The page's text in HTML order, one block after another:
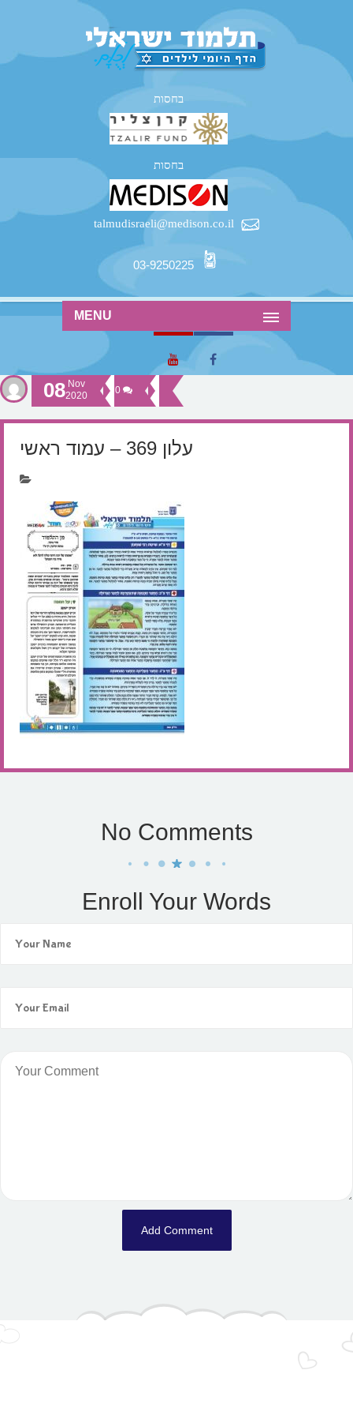
בחסות
בחסות
talmudisraeli@medison.co.il
03-9250225
MENU
08 Nov
2020
0
עלון 369 – עמוד ראשי
No Comments
Enroll Your Words